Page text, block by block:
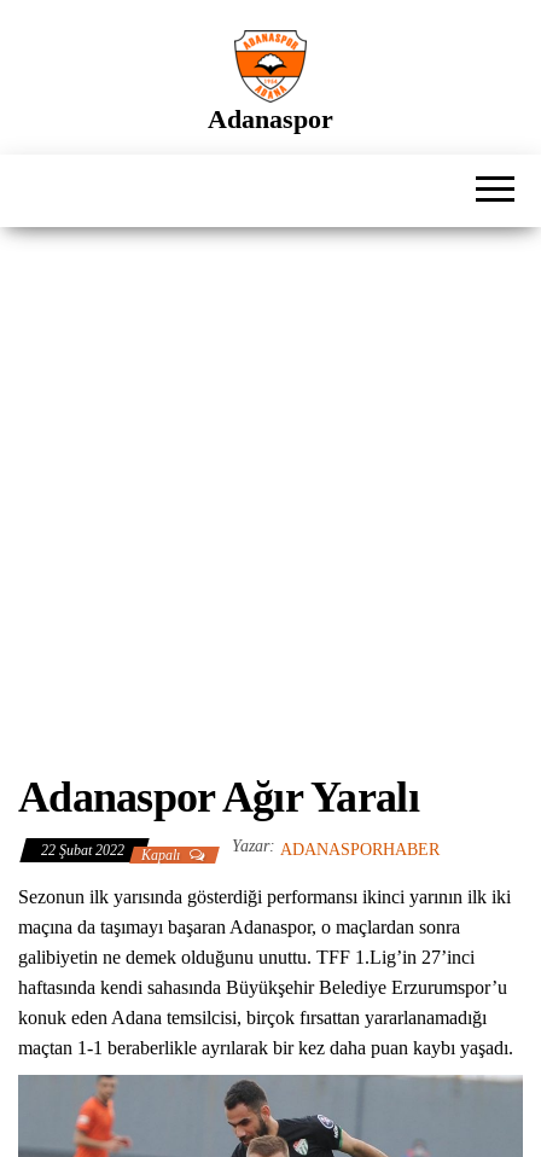
Adanaspor
Adanaspor Ağır Yaralı
22 Şubat 2022 Kapalı Yazar: ADANASPORHABER
Sezonun ilk yarısında gösterdiği performansı ikinci yarının ilk iki
maçına da taşımayı başaran Adanaspor, o maçlardan sonra
galibiyetin ne demek olduğunu unuttu. TFF 1.Lig’in 27’inci
haftasında kendi sahasında Büyükşehir Belediye Erzurumspor’u
konuk eden Adana temsilcisi, birçok fırsattan yararlanamadığı
maçtan 1-1 beraberlikle ayrılarak bir kez daha puan kaybı yaşadı.